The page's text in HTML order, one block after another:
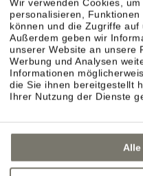
Wir verwenden Cookies,
personalisieren,
können und die Zugriffe
Außerdem geben wir
unserer Website an unsere
Werbung und Analysen
Informationen
die Sie ihnen bereitgestellt
Ihrer Nutzung der Dienste
Alle